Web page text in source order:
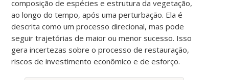
composição de espécies e estrutura da vegetação,
ao longo do tempo, após uma perturbação. Ela é
descrita como um processo direcional, mas pode
seguir trajetórias de maior ou menor sucesso. Isso
gera incertezas sobre o processo de restauração,
riscos de investimento econômico e de esforço.